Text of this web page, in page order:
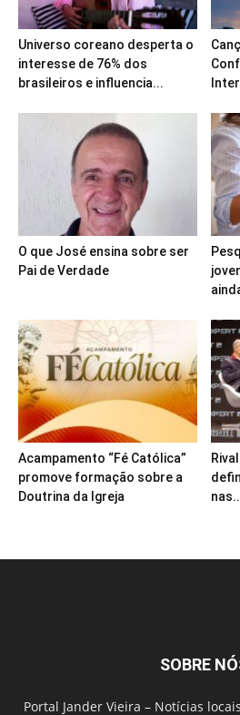
Universo coreano desperta o
interesse de 76% dos
brasileiros e influencia...
O que José ensina sobre ser
Pai de Verdade
Acampamento “Fé Católica”
promove formação sobre a
Doutrina da Igreja
SOBRE
Portal Jander Vieira – Notícias